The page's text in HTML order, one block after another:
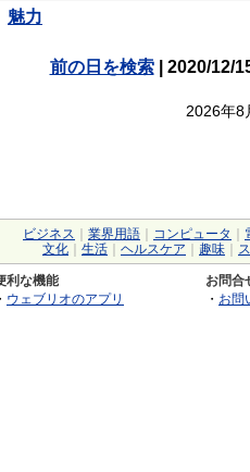
魅力
前の日を検索| 2020/12/
2026年8
ビジネス 業界用語 コンピュータ
文化
生活 ヘルスケア 趣味
利な機能
・ ウェブリオのアプリ
お問合
・ お問